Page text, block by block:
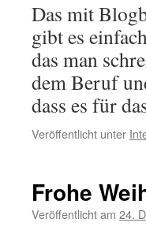
Das mit
gibt es
das man
dem Beruf
dass es für
Veröffentlicht unter
Frohe
Veröffentlicht am 24.